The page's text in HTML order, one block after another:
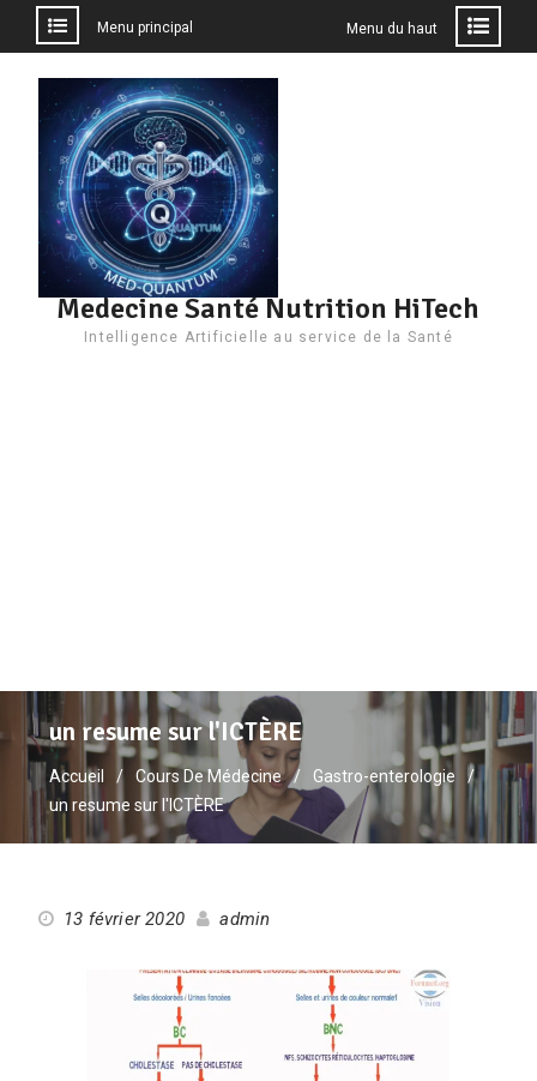
contenu
Menu principal Menu du haut
Medecine Santé Nutrition HiTech
Intelligence Artificielle au service de la Santé
un resume sur l'ICTÈRE
Accueil Cours De Médecine
Gastro-enterologie
un resume sur l'ICTÈRE
13 février 2020 admin